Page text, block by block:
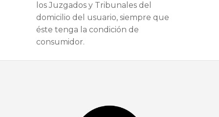
los Juzgados y Tribunales del
domicilio del usuario, siempre que
éste tenga la condición de
consumidor.